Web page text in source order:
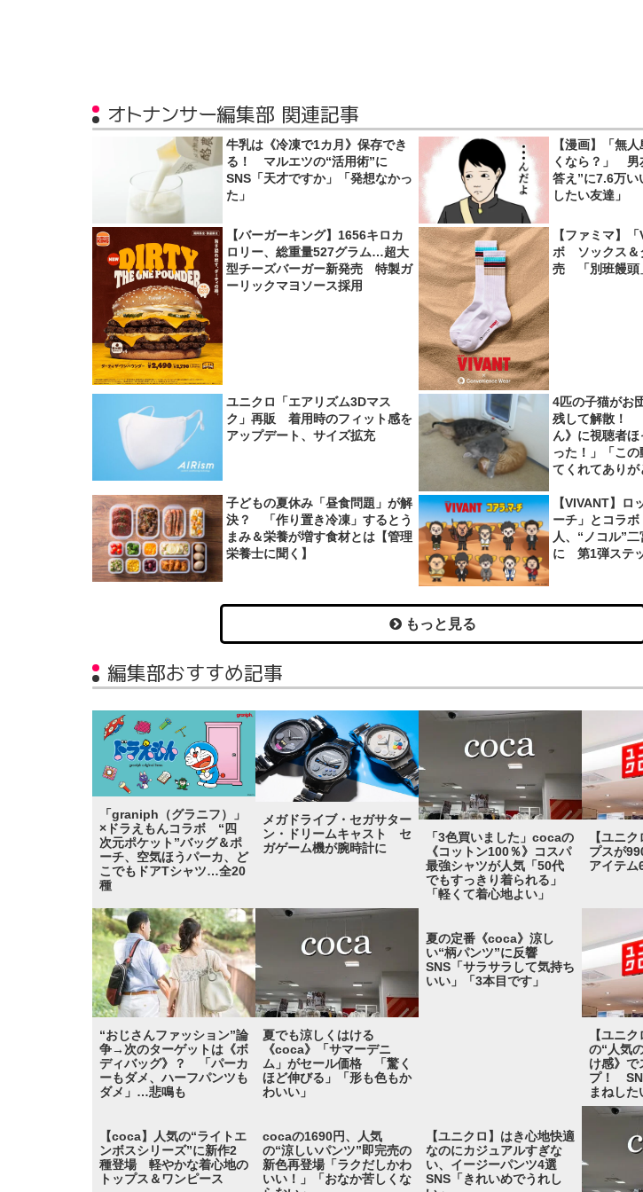
オトナンサー編集部 関連記事
牛乳は《冷凍で1カ月》保存でき
る！ マルエツの“活用術”に
SNS「天才ですか」「発想なかっ
た」
【漫画】「無
くなら？」 男
答え”に7.6万い
したい友達」
【バーガーキング】1656キロカ
ロリー、総重量527グラム…超大
型チーズバーガー新発売 特製ガ
ーリックマヨソース採用
【ファミマ】
ボ ソックス＆
売 「別班饅頭
ユニクロ「エアリズム3Dマス
ク」再販 着用時のフィット感を
アップデート、サイズ拡充
4匹の子猫がお
残して解散！
ん》に視聴者
った！」「こ
てくれてありが
子どもの夏休み「昼食問題」が解
決？ 「作り置き冷凍」するとう
まみ＆栄養が増す食材とは【管理
栄養士に聞く】
【VIVANT】ロ
ーチ」とコラ
人、“ノコル”
に 第1弾ステ
もっと見る
編集部おすすめ記事
「graniph（グラニフ）」
×ドラえもんコラボ “四
次元ポケット”バッグ＆ポ
ーチ、空気ほうパーカ、ど
こでもドアTシャツ…全20
種
メガドライブ・セガサター
ン・ドリームキャスト セ
ガゲーム機が腕時計に
「3色買いました」cocaの
《コットン100％》コスパ
最強シャツが人気「50代
でもすっきり着られる」
「軽くて着心地よい」
【ユニ
プスが
アイテム
“おじさんファッション”論
争→次のターゲットは《ボ
ディバッグ》？ 「パーカ
ーもダメ、ハーフパンツも
ダメ」…悲鳴も
夏でも涼しくはける
《coca》「サマーデニ
ム」がセール価格 「驚く
ほど伸びる」「形も色もか
わいい」
夏の定番《coca》涼し
い“柄パンツ”に反響
SNS「サラサラして気持ち
いい」「3本目です」
【ユニ
の“人気
け感》で
プ！
まねした
【coca】人気の“ライトエ
ンボスシリーズ”に新作2
種登場 軽やかな着心地の
トップス＆ワンピース
cocaの1690円、人気
の“涼しいパンツ”即完売の
新色再登場「ラクだしかわ
いい！」「おなか苦しくな
【ユニクロ】はき心地快適
なのにカジュアルすぎな
い、イージーパンツ4選
SNS「きれいめでうれし